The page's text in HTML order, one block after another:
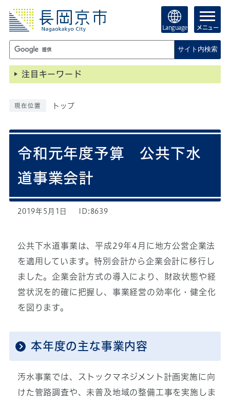
Language メニュー
サイト内検索
注目キーワード
現在位置 トップ
令和元年度予算 公共下水
道事業会計
2019年5月1日 ID:8639
公共下水道事業は、平成29年4月に地方公営企業法
を適用しています。特別会計から企業会計に移行し
ました。企業会計方式の導入により、財政状態や経
営状況を的確に把握し、事業経営の効率化・健全化
を図ります。
本年度の主な事業内容
汚水事業では、ストックマネジメント計画実施に向
けた管路調査や、未普及地域の整備工事を実施しま